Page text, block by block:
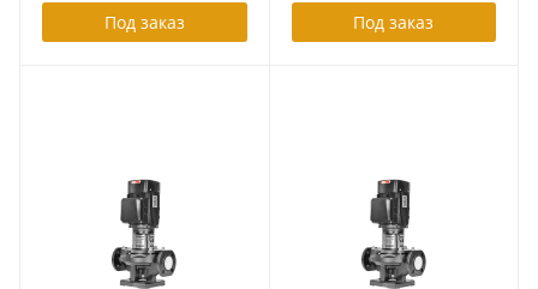
Под заказ Под заказ